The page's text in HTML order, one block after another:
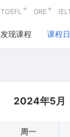
TOEFL ® GRE ®
发现课程 课程
2024年5月
周一